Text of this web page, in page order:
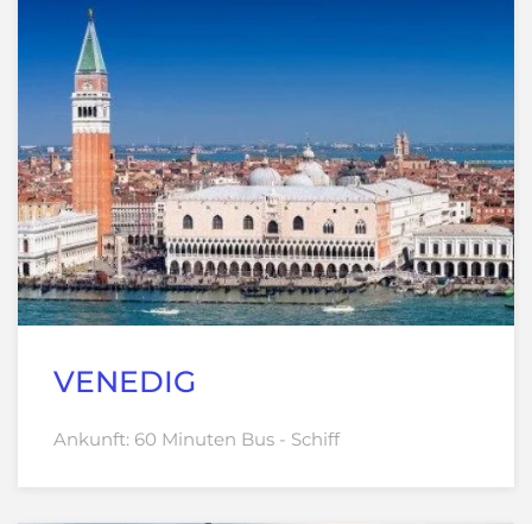
VENEDIG
Ankunft: 60 Minuten Bus - Schiff